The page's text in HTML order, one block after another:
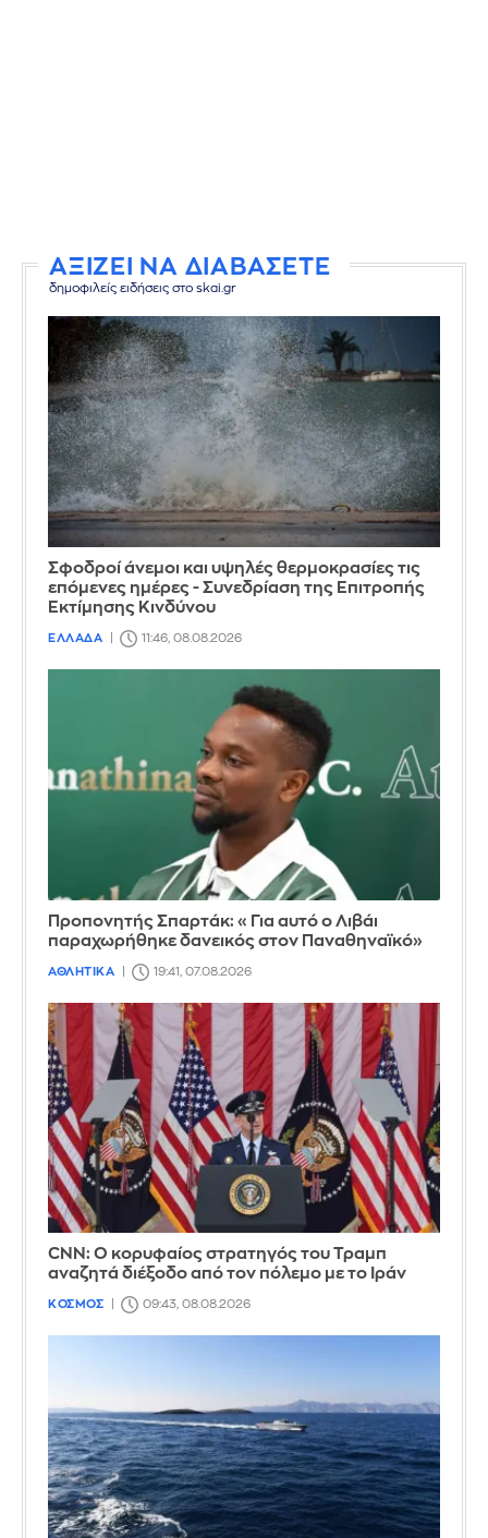
ΑΞΙΖΕΙ ΝΑ ΔΙΑΒΑΣΕΤΕ
δημοφιλείς ειδήσεις στο skai.gr
Σφοδροί άνεμοι και υψηλές θερμοκρασίες τις
επόμενες ημέρες - Συνεδρίαση της Επιτροπής
Εκτίμησης Κινδύνου
ΕΛΛΑΔΑ 11:46, 08.08.2026
Προπονητής Σπαρτάκ: «Για αυτό ο Λιβάι
παραχωρήθηκε δανεικός στον Παναθηναϊκό»
ΑΘΛΗΤΙΚΑ 19:41, 07.08.2026
CNN: Ο κορυφαίος στρατηγός του Τραμπ
αναζητά διέξοδο από τον πόλεμο με το Ιράν
ΚΟΣΜΟΣ 09:43, 08.08.2026